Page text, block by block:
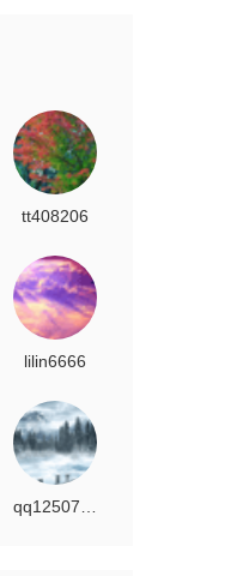
tt408206
lilin6666